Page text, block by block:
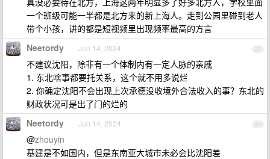
一个班级可能一半都是北方来的新上海人。走到公园里碰到老人
带个小孩，讲的都是短视频里出现频率最高的方言
33
Neetordy Jun 14, 2024
不建议沈阳，除非有一个体制内有一定人脉的亲戚
1. 东北啥事都要托关系，这个就不用多说烂
2. 你确定沈阳不会出现上次承德没收境外合法收入的事？东北的
财政状况可是出了门的烂的
34
Neetordy Jun 14, 2024
@zhouyin
基建是不如国内，但是东南亚大城市未必会比沈阳差